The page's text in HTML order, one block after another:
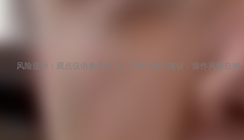
风险提示：观点仅供参考学习，不构成投资建议，操作风险自担